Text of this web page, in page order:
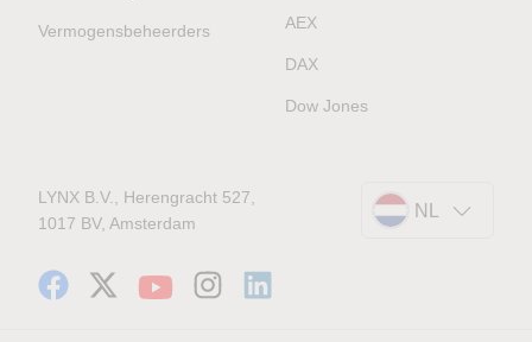
Vermogensbeheerders AEX
DAX
Dow Jones
LYNX B.V., Herengracht 527,
1017 BV, Amsterdam
NL